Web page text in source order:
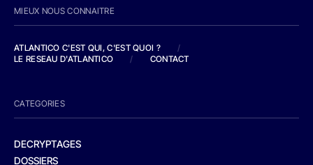
MIEUX NOUS CONNAITRE
ATLANTICO C'EST QUI, C'EST QUOI ?
/
LE RESEAU D'ATLANTICO
/ CONTACT
CATEGORIES
DECRYPTAGES
DOSSIERS